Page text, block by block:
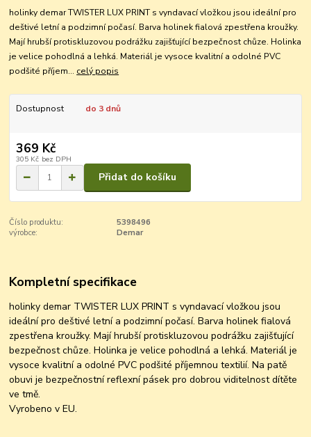
holinky demar TWISTER LUX PRINT s vyndavací vložkou jsou ideální pro
deštivé letní a podzimní počasí. Barva holinek fialová zpestřena kroužky.
Mají hrubší protiskluzovou podrážku zajišťující bezpečnost chůze. Holinka
je velice pohodlná a lehká. Materiál je vysoce kvalitní a odolné PVC
podšité příjem... celý popis
Dostupnost do 3 dnů
369 Kč
305 Kč bez DPH
Přidat do košíku
Číslo produktu:
5398496
výrobce:
Demar
Kompletní specifikace
holinky demar TWISTER LUX PRINT s vyndavací vložkou jsou
ideální pro deštivé letní a podzimní počasí. Barva holinek fialová
zpestřena kroužky. Mají hrubší protiskluzovou podrážku zajišťující
bezpečnost chůze. Holinka je velice pohodlná a lehká. Materiál je
vysoce kvalitní a odolné PVC podšité příjemnou textilií. Na patě
obuvi je bezpečnostní reflexní pásek pro dobrou viditelnost dítěte
ve tmě.
Vyrobeno v EU.